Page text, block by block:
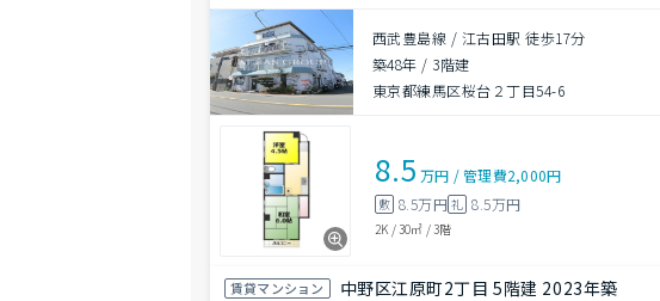
西武豊島線 / 江古田駅 徒歩17分
築48年 / 3階建
東京都練馬区桜台２丁目54-6
8.5 万円 /管理費2,000円
敷 8.5万円礼 8.5万円
2K /30㎡ /3階
賃貸マンション 中野区江原町2丁目 5階建 2023年築